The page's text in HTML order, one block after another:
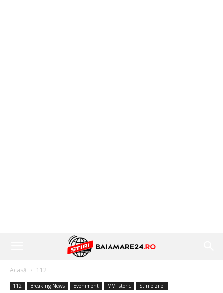
Acasă 112
112 Breaking News Eveniment MM Istoric Stirile zilei